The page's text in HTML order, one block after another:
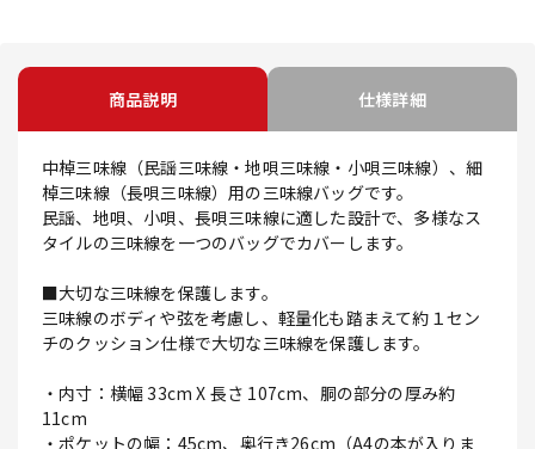
商品説明 仕様詳細
中棹三味線（民謡三味線・地唄三味線・小唄三味線）、細
棹三味線（長唄三味線）用の三味線バッグです。
民謡、地唄、小唄、長唄三味線に適した設計で、多様なス
タイルの三味線を一つのバッグでカバーします。
■大切な三味線を保護します。
三味線のボディや弦を考慮し、軽量化も踏まえて約１セン
チのクッション仕様で大切な三味線を保護します。
・内寸：横幅 33cm X 長さ 107cm、胴の部分の厚み約
11cm
・ポケットの幅：45cm、奥行き26cm（A4の本が入りま